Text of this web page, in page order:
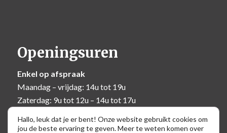
Openingsuren
Enkel op afspraak
Maandag – vrijdag: 14u tot 19u
Zaterdag: 9u tot 12u – 14u tot 17u
Hallo, leuk dat je er bent! Onze website gebruikt cookies om
jou de beste ervaring te geven. Meer te weten komen over